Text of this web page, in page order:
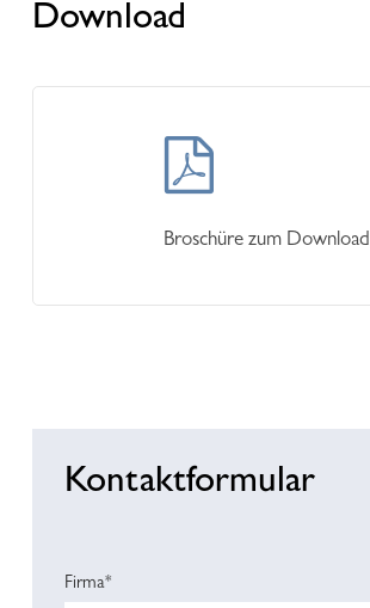
Download
Broschüre zum Download
Kontaktformular
Firma*